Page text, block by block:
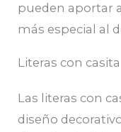
pueden aportar
más especial al
Literas con casita
Las literas con
diseño